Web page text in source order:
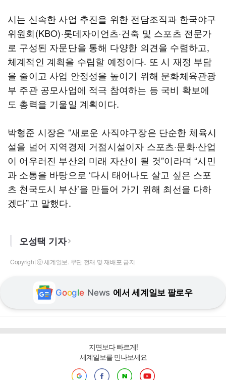
시는 신속한 사업 추진을 위한 전담조직과 한국야구
위원회(KBO)·롯데자이언츠·건축 및 스포츠 전문가
로 구성된 자문단을 통해 다양한 의견을 수렴하고,
체계적인 계획을 수립할 예정이다. 또 시 재정 부담
을 줄이고 사업 안정성을 높이기 위해 문화체육관광
부 주관 공모사업에 적극 참여하는 등 국비 확보에
도 총력을 기울일 계획이다.
박형준 시장은 “새로운 사직야구장은 단순한 체육시
설을 넘어 지역경제 거점시설이자 스포츠·문화·산업
이 어우러진 부산의 미래 자산이 될 것”이라며 “시민
과 소통을 바탕으로 ‘다시 태어나도 살고 싶은 스포
츠 천국도시 부산’을 만들어 가기 위해 최선을 다하
겠다”고 말했다.
오성택 기자
Copyright ⓒ 세계일보. 무단 전재 및 재배포 금지
Google News 에서 세계일보 팔로우
지면보다 빠르게!
세계일보를 만나보세요